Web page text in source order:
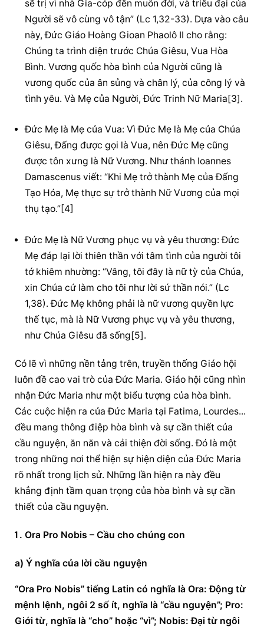
sẽ trị vì nhà Gia-cóp đến muôn đời, và triều đại của
Người sẽ vô cùng vô tận” (Lc 1,32-33). Dựa vào câu
này, Đức Giáo Hoàng Gioan Phaolô II cho rằng:
Chúng ta trình diện trước Chúa Giêsu, Vua Hòa
Bình. Vương quốc hòa bình của Người cũng là
vương quốc của ân sủng và chân lý, của công lý và
tình yêu. Và Mẹ của Người, Đức Trinh Nữ Maria[3].
Đức Mẹ là Mẹ của Vua: Vì Đức Mẹ là Mẹ của Chúa
Giêsu, Đấng được gọi là Vua, nên Đức Mẹ cũng
được tôn xưng là Nữ Vương. Như thánh Ioannes
Damascenus viết: “Khi Mẹ trở thành Mẹ của Đấng
Tạo Hóa, Mẹ thực sự trở thành Nữ Vương của mọi
thụ tạo.”[4]
Đức Mẹ là Nữ Vương phục vụ và yêu thương: Đức
Mẹ đáp lại lời thiên thần với tâm tình của người tôi
tớ khiêm nhường: “Vâng, tôi đây là nữ tỳ của Chúa,
xin Chúa cứ làm cho tôi như lời sứ thần nói.” (Lc
1,38). Đức Mẹ không phải là nữ vương quyền lực
thế tục, mà là Nữ Vương phục vụ và yêu thương,
như Chúa Giêsu đã sống[5].
Có lẽ vì những nền tảng trên, truyền thống Giáo hội
luôn đề cao vai trò của Đức Maria. Giáo hội cũng nhìn
nhận Đức Maria như một biểu tượng của hòa bình.
Các cuộc hiện ra của Đức Maria tại Fatima, Lourdes...
đều mang thông điệp hòa bình và sự cần thiết của
cầu nguyện, ăn năn và cải thiện đời sống. Đó là một
trong những nơi thể hiện sự hiện diện của Đức Maria
rõ nhất trong lịch sử. Những lần hiện ra này đều
khẳng định tầm quan trọng của hòa bình và sự cần
thiết của cầu nguyện.
Ora Pro Nobis – Cầu cho chúng con
a) Ý nghĩa của lời cầu nguyện
“Ora Pro Nobis” tiếng Latin có nghĩa là Ora: Động từ
mệnh lệnh, ngôi 2 số ít, nghĩa là “cầu nguyện”; Pro:
Giới từ, nghĩa là “cho” hoặc “vì”; Nobis: Đại từ ngôi